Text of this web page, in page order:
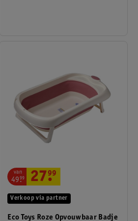
Eco Toys Roze Opvouwbaar Badje
Verkoop via partner
van
49.
99 27.
99